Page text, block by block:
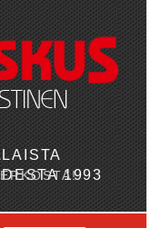
1993